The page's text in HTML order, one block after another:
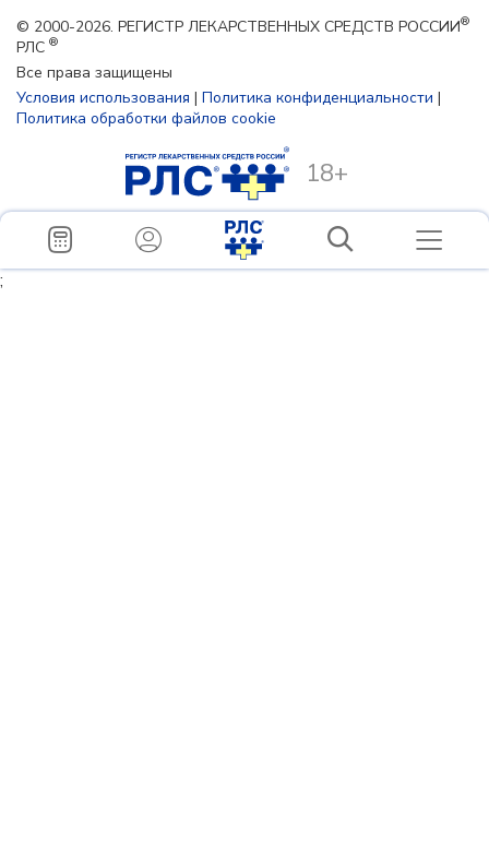
© 2000-2026. РЕГИСТР ЛЕКАРСТВЕННЫХ СРЕДСТВ РОССИИ®
РЛС ®
Все права защищены
Условия использования | Политика конфиденциальности |
Политика обработки файлов cookie
18+
;